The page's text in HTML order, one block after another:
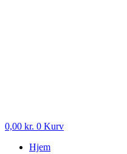
0,00 kr. 0 Kurv
Hjem